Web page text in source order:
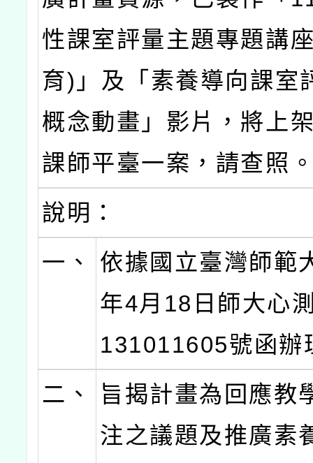
性課室評量主題專題講
育)」及「素養導向課室
概念動畫」影片，將上
課師平臺一案，請查照
說明：
一、
依據國立臺灣師範
年4月18日師大心
131011605號函辦
二、
旨揭計畫為回應教
注之議題及推廣素